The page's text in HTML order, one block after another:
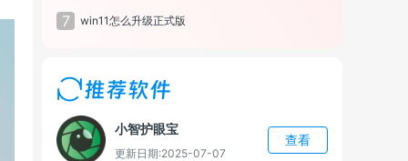
7 win11怎么升级正式版
推荐软件
小智护眼宝
更新日期:2025-07-07
查看